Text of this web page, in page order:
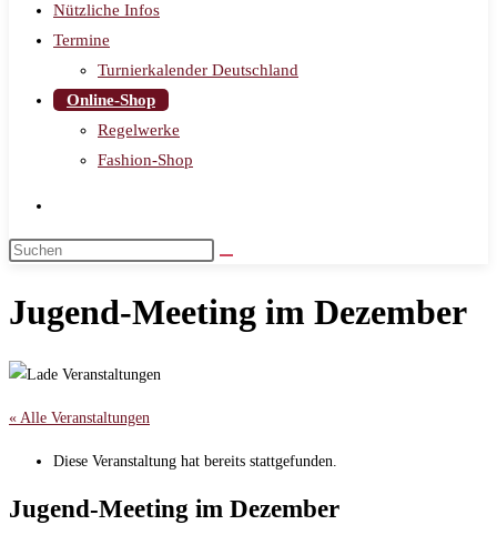
Nützliche Infos
Termine
Turnierkalender Deutschland
Online-Shop
Regelwerke
Fashion-Shop
Jugend-Meeting im Dezember
« Alle Veranstaltungen
Diese Veranstaltung hat bereits stattgefunden.
Jugend-Meeting im Dezember